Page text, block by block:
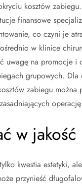
kosztów
finansowe
co czyni je
w klinice
uwagę na promocje
grupowych.
zabiegu
w
kwestia estetyki,
przynieść